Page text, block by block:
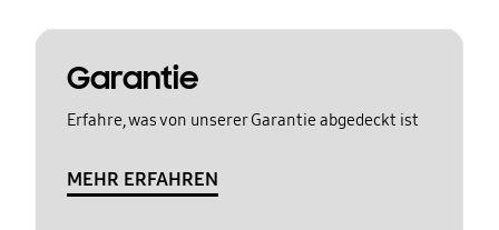
Garantie
Erfahre, was von unserer Garantie abgedeckt ist
MEHR ERFAHREN